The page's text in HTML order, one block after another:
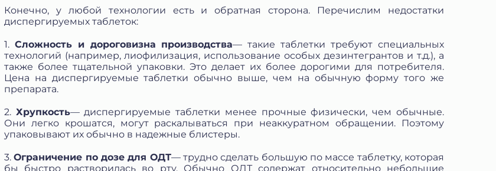
Конечно, у любой технологии есть и обратная сторона. Перечислим недостатки
диспергируемых таблеток:
1. Сложность и дороговизна производства— такие таблетки требуют специальных
технологий (например, лиофилизация, использование особых дезинтегрантов и т.д.), а
также более тщательной упаковки. Это делает их более дорогими для потребителя.
Цена на диспергируемые таблетки обычно выше, чем на обычную форму того же
препарата.
2. Хрупкость— диспергируемые таблетки менее прочные физически, чем обычные.
Они легко крошатся, могут раскалываться при неаккуратном обращении. Поэтому
упаковывают их обычно в надежные блистеры.
3.Ограничение по дозе для ОДТ— трудно сделать большую по массе таблетку, которая
бы быстро растворилась во рту. Обычно ОДТ содержат относительно небольшие